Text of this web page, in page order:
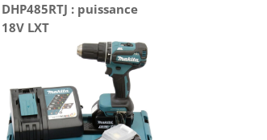
DHP485RTJ : puissance
18V LXT